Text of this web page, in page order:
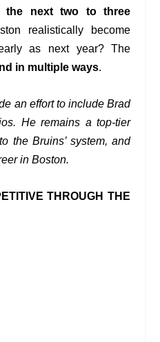
the next two to three
realistically become
as next year? The
in multiple ways.
an effort to include Brad
He remains a top-tier
the Bruins’ system, and
in Boston.
THROUGH THE